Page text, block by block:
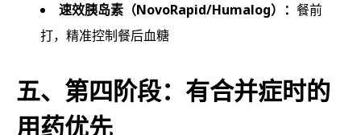
速效胰岛素（NovoRapid/Humalog）： 餐前
打，精准控制餐后血糖
五、第四阶段：有合并症时的
用药优先